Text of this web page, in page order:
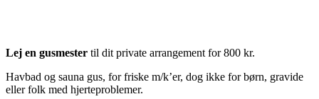
Lej en gusmester til dit private arrangement for 800 kr.
Havbad og sauna gus, for friske m/k’er, dog ikke for børn, gravide
eller folk med hjerteproblemer.